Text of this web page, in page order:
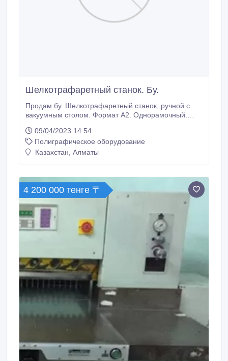
Шелкотрафаретный станок. Бу.
Продам бу. Шелкотрафаретный станок, ручной с
вакуумным столом. Формат А2. Однорамочный.
09/04/2023 14:54
Полиграфическое оборудование
Казахстан, Алматы
4 200 000 тенге 〒